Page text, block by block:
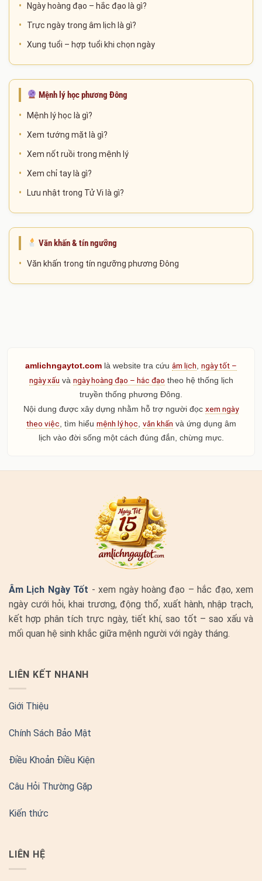
Ngày hoàng đạo – hắc đạo là gì?
Trực ngày trong âm lịch là gì?
Xung tuổi – hợp tuổi khi chọn ngày
Mệnh lý học phương Đông
Mệnh lý học là gì?
Xem tướng mặt là gì?
Xem nốt ruồi trong mệnh lý
Xem chỉ tay là gì?
Lưu nhật trong Tử Vi là gì?
Văn khấn & tín ngưỡng
Văn khấn trong tín ngưỡng phương Đông
amlichngaytot.com là website tra cứu âm lịch ngày tốt –
ngày xấu và ngày hoàng đạo – hắc đạo theo hệ thống lịch
truyền thống phương Đông.
Nội dung được xây dựng nhằm hỗ trợ người đọc xem ngày
theo việc , tìm hiểu mệnh lý học văn khấn và ứng dụng âm
lịch vào đời sống một cách đúng đắn, chừng mực.
Âm Lịch Ngày Tốt - xem ngày hoàng đạo – hắc đạo, xem
ngày cưới hỏi, khai trương, động thổ, xuất hành, nhập trạch,
kết hợp phân tích trực ngày, tiết khí, sao tốt – sao xấu và
mối quan hệ sinh khắc giữa mệnh người với ngày tháng.
LIÊN KẾT NHANH
Giới Thiệu
Chính Sách Bảo Mật
Điều Khoản Điều Kiện
Câu Hỏi Thường Gặp
Kiến thức
LIÊN HỆ